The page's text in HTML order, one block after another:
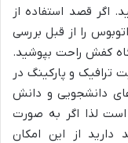
اگر قصد استفاده از
را از قبل بررسی
کفش راحت بپوشید.
ترافیک و پارکینگ در
های دانشجویی و دانش
لذا اگر به صورت
دارید از این امکان